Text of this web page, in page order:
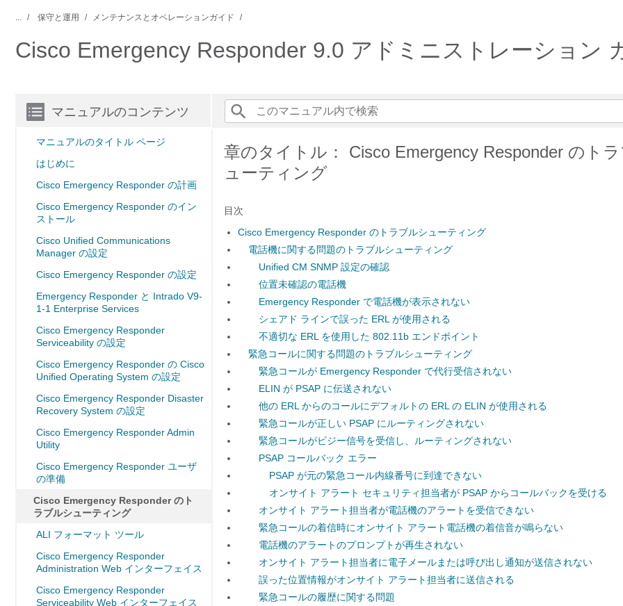
... 保守と運用 メンテナンスとオペレーションガイド
Cisco Emergency Responder 9.0 アドミニストレーション
マニュアルのコンテンツ
マニュアルのタイトル ページ
はじめに
Cisco Emergency Responder の計画
Cisco Emergency Responder のイン
ストール
Cisco Unified Communications
Manager の設定
Cisco Emergency Responder の設定
Emergency Responder と Intrado V9-
1-1 Enterprise Services
Cisco Emergency Responder
Serviceability の設定
Cisco Emergency Responder の Cisco
Unified Operating System の設定
Cisco Emergency Responder Disaster
Recovery System の設定
Cisco Emergency Responder Admin
Utility
Cisco Emergency Responder ユーザ
の準備
Cisco Emergency Responder のト
ラブルシューティング
ALI フォーマット ツール
Cisco Emergency Responder
Administration Web インターフェイス
Cisco Emergency Responder
Serviceability Web インターフェイス
章のタイトル： Cisco Emergency Responder のト
ューティング
目次
Cisco Emergency Responder のトラブルシューティング
電話機に関する問題のトラブルシューティング
Unified CM SNMP 設定の確認
位置未確認の電話機
Emergency Responder で電話機が表示されない
シェアド ラインで誤った ERL が使用される
不適切な ERL を使用した 802.11b エンドポイント
緊急コールに関する問題のトラブルシューティング
緊急コールが Emergency Responder で代行受信されない
ELIN が PSAP に伝送されない
他の ERL からのコールにデフォルトの ERL の ELIN が使用される
緊急コールが正しい PSAP にルーティングされない
緊急コールがビジー信号を受信し、ルーティングされない
PSAP コールバック エラー
PSAP が元の緊急コール内線番号に到達できない
オンサイト アラート セキュリティ担当者が PSAP からコールバックを受ける
オンサイト アラート担当者が電話機のアラートを受信できない
緊急コールの着信時にオンサイト アラート電話機の着信音が鳴らない
電話機のアラートのプロンプトが再生されない
オンサイト アラート担当者に電子メールまたは呼び出し通知が送信されない
誤った位置情報がオンサイト アラート担当者に送信される
緊急コールの履歴に関する問題